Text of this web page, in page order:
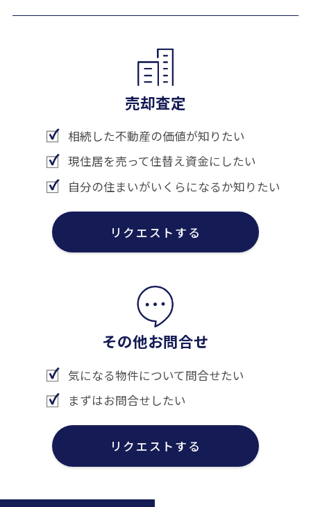
売却査定
相続した不動産の価値が知りたい
現住居を売って住替え資金にしたい
自分の住まいがいくらになるか知りたい
リクエストする
その他お問合せ
気になる物件について問合せたい
まずはお問合せしたい
リクエストする